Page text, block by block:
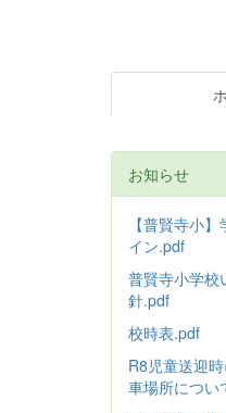
お知らせ
【普賢寺小
イン.pdf
普賢寺小学校
針.pdf
校時表.pdf
R8児童送迎
車場所につい